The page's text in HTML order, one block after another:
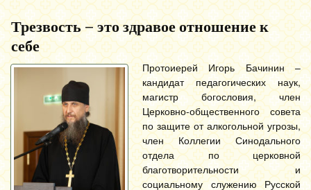
Трезвость – это здравое отношение к
себе
Протоиерей Игорь Бачинин –
кандидат педагогических наук,
магистр богословия, член
Церковно-общественного совета
по защите от алкогольной угрозы,
член Коллегии Синодального
отдела по церковной
благотворительности и
социальному служению Русской